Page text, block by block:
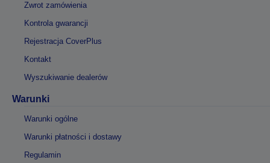
Zwrot zamówienia
Kontrola gwarancji
Rejestracja CoverPlus
Kontakt
Wyszukiwanie dealerów
Warunki
Warunki ogólne
Warunki płatności i dostawy
Regulamin